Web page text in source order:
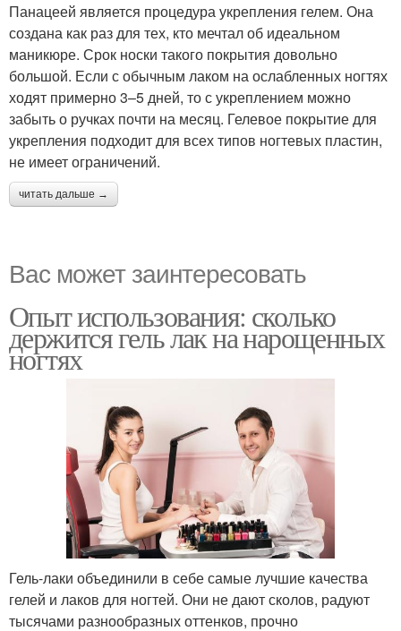
Панацеей является процедура укрепления гелем. Она
создана как раз для тех, кто мечтал об идеальном
маникюре. Срок носки такого покрытия довольно
большой. Если с обычным лаком на ослабленных ногтях
ходят примерно 3–5 дней, то с укреплением можно
забыть о ручках почти на месяц. Гелевое покрытие для
укрепления подходит для всех типов ногтевых пластин,
не имеет ограничений.
читать дальше →
Вас может заинтересовать
Опыт использования: сколько
держится гель лак на нарощенных
ногтях
Гель-лаки объединили в себе самые лучшие качества
гелей и лаков для ногтей. Они не дают сколов, радуют
тысячами разнообразных оттенков, прочно